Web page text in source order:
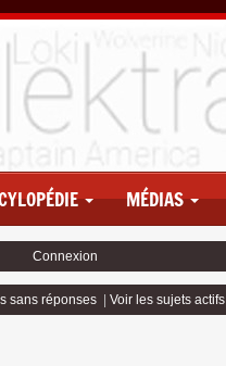
MÉDIAS
Connexion
sans réponses Voir les sujets actifs